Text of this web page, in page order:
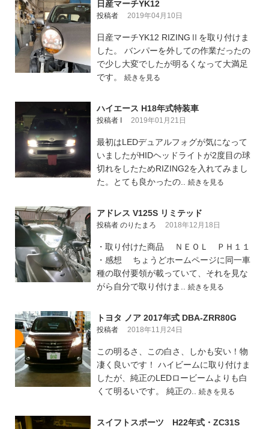
日産マーチYK12
投稿者 2019年04月10日
日産マーチYK12 RIZINGⅡを取り付けま
した。 バンパーを外しての作業だったの
で少し大変でしたが明るくなって大満足
です。 続きを見る
ハイエース H18年式特装車
投稿者 I 2019年01月21日
最初はLEDデュアルフォグが気になって
いましたがHIDヘッドライトが2度目の球
切れをしたためRIZING2を入れてみまし
た。とても良かったの.. 続きを見る
アドレス V125S リミテッド
投稿者 のりたまろ 2018年12月18日
・取り付けた商品 ＮＥＯＬ ＰＨ１１
・感想 ちょうどホームページに同一車
種の取付要領が載っていて、それを見な
がら自分で取り付けま.. 続きを見る
トヨタ ノア 2017年式 DBA-ZRR80G
投稿者 2018年11月24日
この明るさ、この白さ、しかも安い！物
凄く良いです！ ハイビームに取り付けま
したが、純正のLEDロービームよりも白
くて明るいです。 純正の.. 続きを見る
スイフトスポーツ H22年式・ZC31S